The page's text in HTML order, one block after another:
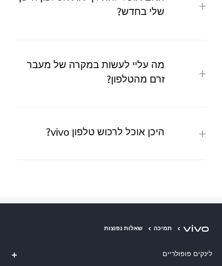
שלי בחדש?
מה עליי לעשות במקרה של מעבר
זרם מהטלפון?
היכן אוכל לרכוש טלפון ‎vivo‎‏?
תמיכה שאלות נפוצות
לינקים פופולריים